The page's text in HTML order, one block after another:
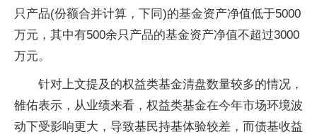
只产品(份额合并计算，下同)的基金资产净值低于5000
万元，其中有500余只产品的基金资产净值不超过3000
万元。
针对上文提及的权益类基金清盘数量较多的情况，
雒佑表示，从业绩来看，权益类基金在今年市场环境波
动下受影响更大，导致基民持基体验较差，而债基收益